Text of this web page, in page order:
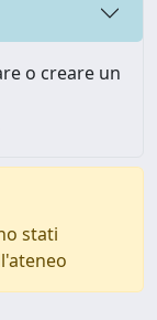
o creare un
stati